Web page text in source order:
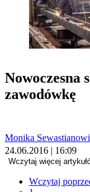
Nowoczesna
zawodówkę
Monika
24.06.2016 | 16:09
Wczytaj więcej
Wczytaj